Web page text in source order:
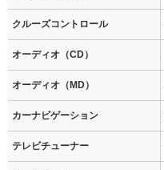
クルーズコントロール
オーディオ（CD）
オーディオ（MD）
カーナビゲーション
テレビチューナー